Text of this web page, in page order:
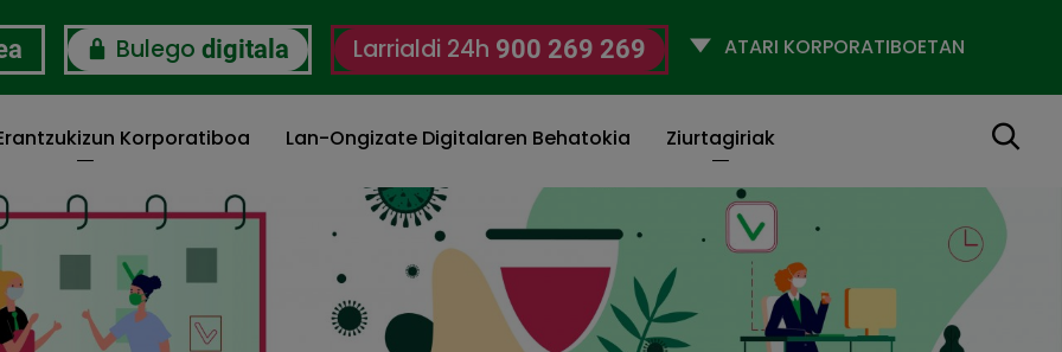
Bulego digitala Larrialdi 24h 900 269 269
Selecciona
Korporatiboa Lan-Ongizate Digitalaren Behatokia Ziurtagiriak Bilatu